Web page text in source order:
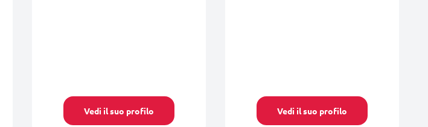
Vedi il suo profilo Vedi il suo profilo